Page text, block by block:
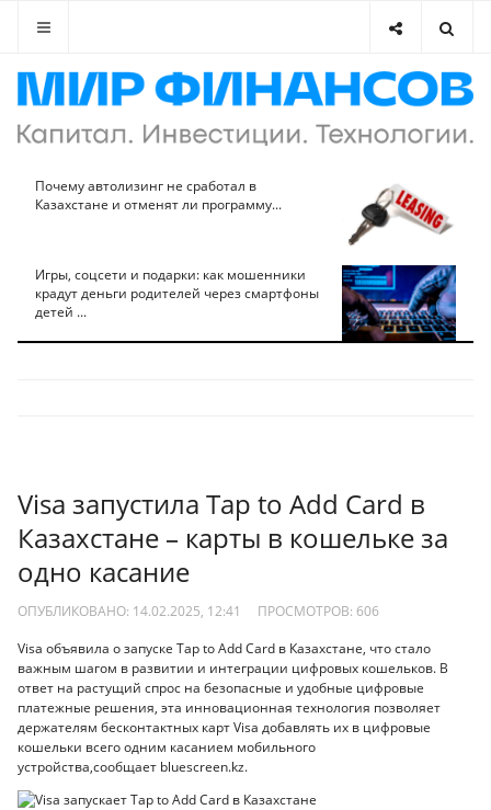
Почему автолизинг не сработал в
Казахстане и отменят ли программу...
Игры, соцсети и подарки: как мошенники
крадут деньги родителей через смартфоны
детей ...
Visa запустила Tap to Add Card в
Казахстане – карты в кошельке за
одно касание
ОПУБЛИКОВАНО: 14.02.2025, 12:41 ПРОСМОТРОВ: 606
Visa объявила о запуске Tap to Add Card в Казахстане, что стало
важным шагом в развитии и интеграции цифровых кошельков. В
ответ на растущий спрос на безопасные и удобные цифровые
платежные решения, эта инновационная технология позволяет
держателям бесконтактных карт Visa добавлять их в цифровые
кошельки всего одним касанием мобильного
устройства,сообщает bluescreen.kz.